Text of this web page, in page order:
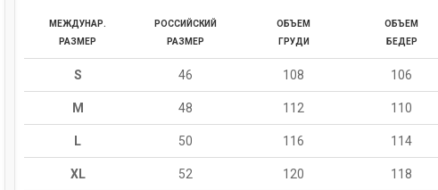
МЕЖДУНАР.
РАЗМЕР
РОССИЙСКИЙ
РАЗМЕР
ОБЪЕМ
ГРУДИ
ОБЪЕМ
БЕДЕР
S 46 108 106
M 48 112 110
L 50 116 114
XL 52 120 118